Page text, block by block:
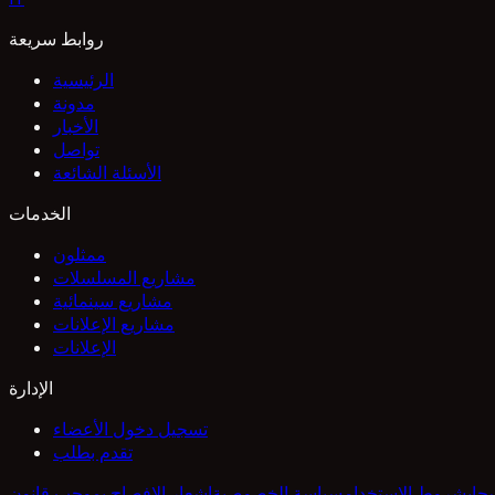
روابط سريعة
الرئيسية
مدونة
الأخبار
تواصل
الأسئلة الشائعة
الخدمات
ممثلون
مشاريع المسلسلات
مشاريع سينمائية
مشاريع الإعلانات
الإعلانات
الإدارة
تسجيل دخول الأعضاء
تقدم بطلب